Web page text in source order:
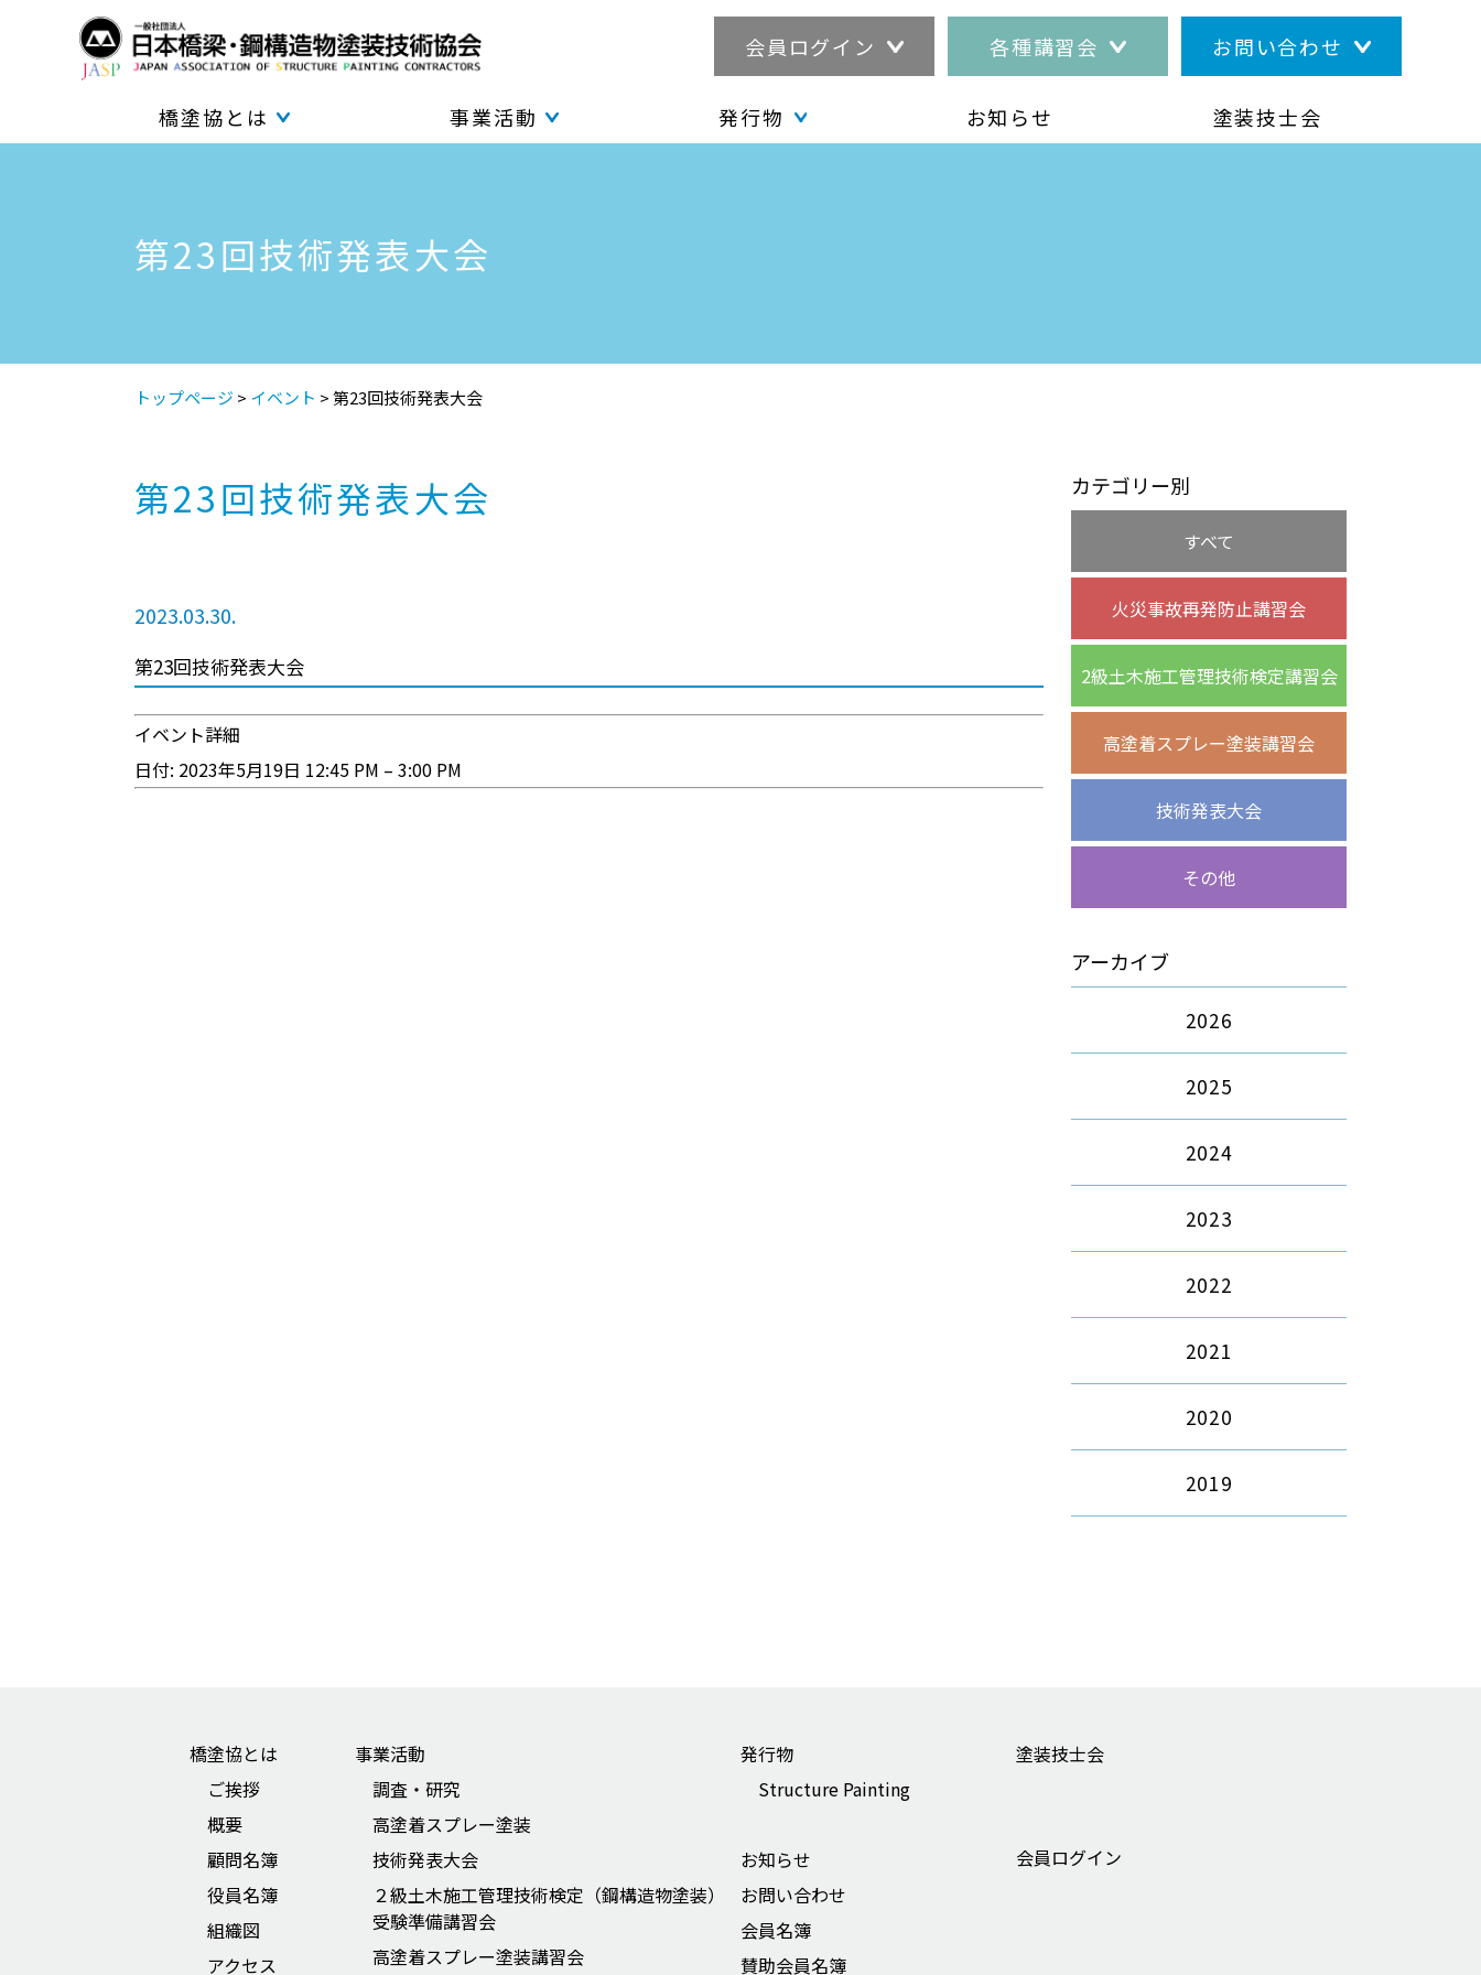
会員ログイン 各種講習会 お問い合わせ
橋塗協とは 事業活動 発行物 お知らせ 塗装技士会
第23回技術発表大会
トップページ > イベント >第23回技術発表大会
第23回技術発表大会
2023.03.30.
第23回技術発表大会
イベント詳細
日付: 2023年5月19日 12:45 PM – 3:00 PM
カテゴリー別
すべて
火災事故再発防止講習会
2級土木施工管理技術検定講習会
高塗着スプレー塗装講習会
技術発表大会
その他
アーカイブ
2026
2025
2024
2023
2022
2021
2020
2019
橋塗協とは
ご挨拶
概要
顧問名簿
役員名簿
組織図
アクセス
事業活動
調査・研究
高塗着スプレー塗装
技術発表大会
２級土木施工管理技術検定（鋼構造物塗装）
受験準備講習会
高塗着スプレー塗装講習会
発行物
Structure Painting
お知らせ
お問い合わせ
会員名簿
賛助会員名簿
塗装技士会
会員ログイン